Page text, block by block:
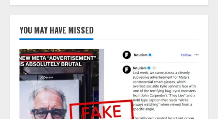
YOU MAY HAVE MISSED